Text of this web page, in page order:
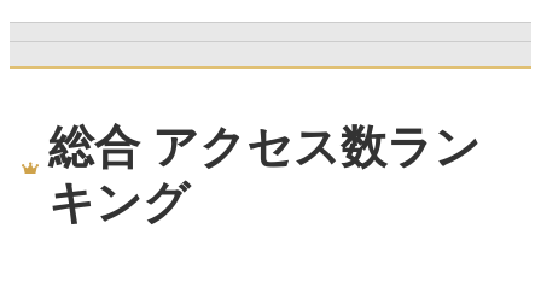
総合 アクセス数ラン
キング